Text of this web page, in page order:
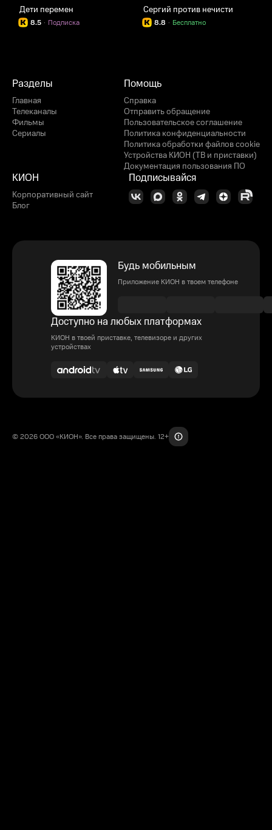
Дети перемен
8.5 Подписка
·
Сергий против нечисти
8.8 Бесплатно
·
Разделы
Главная
Телеканалы
Фильмы
Сериалы
Помощь
Справка
Отправить обращение
Пользовательское соглашение
Политика конфиденциальности
Политика обработки файлов cookie
Устройства КИОН (ТВ и приставки)
Документация пользования ПО
КИОН
Корпоративный сайт
Блог
Подписывайся
Будь мобильным
Приложение КИОН в твоем телефоне
Доступно на любых платформах
КИОН в твоей приставке, телевизоре и других
устройствах
© 2026 ООО «КИОН». Все права защищены. 12+